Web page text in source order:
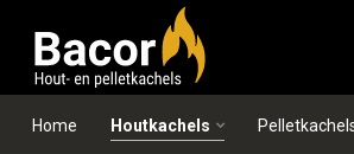
Home Houtkachels